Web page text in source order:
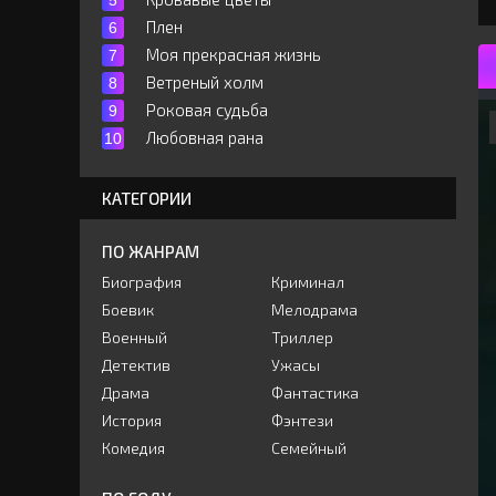
Плен
Моя прекрасная жизнь
Ветреный холм
Роковая судьба
Любовная рана
КАТЕГОРИИ
ПО ЖАНРАМ
Биография
Боевик
Военный
Детектив
Драма
История
Комедия
Криминал
Мелодрама
Триллер
Ужасы
Фантастика
Фэнтези
Семейный